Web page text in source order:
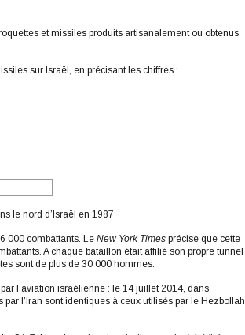
et missiles produits artisanalement ou obtenus
sur Israël, en précisant les chiffres :
le nord d’Israël en 1987
000 combattants. Le New York Times précise que cette
A chaque bataillon était affilié son propre tunnel
sont de plus de 30 000 hommes.
l’aviation israélienne : le 14 juillet 2014, dans
par l’Iran sont identiques à ceux utilisés par le Hezbollah